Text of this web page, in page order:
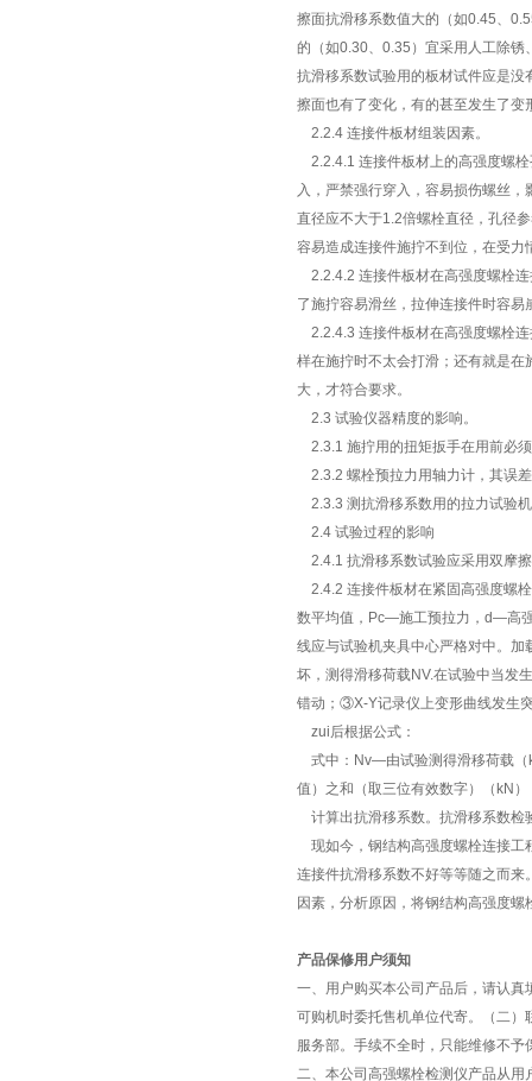
擦面抗滑移系数值大的（如0.45、
的（如0.30、0.35）宜采用人工除锈
抗滑移系数试验用的板材试件应是
擦面也有了变化，有的甚至发生了
2.2.4 连接件板材组装因素。
2.2.4.1 连接件板材上的高强度螺
入，严禁强行穿入，容易损伤螺丝
直径应不大于1.2倍螺栓直径，孔径
容易造成连接件施拧不到位，在受力
2.2.4.2 连接件板材在高强度螺栓
了施拧容易滑丝，拉伸连接件时容
2.2.4.3 连接件板材在高强度螺栓
样在施拧时不太会打滑；还有就是
大，才符合要求。
2.3 试验仪器精度的影响。
2.3.1 施拧用的扭矩扳手在用前必
2.3.2 螺栓预拉力用轴力计，其误
2.3.3 测抗滑移系数用的拉力试验
2.4 试验过程的影响
2.4.1 抗滑移系数试验应采用双摩
2.4.2 连接件板材在紧固高强度螺
数平均值，Pc—施工预拉力，d—高
线应与试验机夹具中心严格对中。
坏，测得滑移荷载NV.在试验中当发
错动；③X-Y记录仪上变形曲线发生
zui后根据公式：
式中：Nv—由试验测得滑移荷载（
值）之和（取三位有效数字）（kN
计算出抗滑移系数。抗滑移系数检
现如今，钢结构高强度螺栓连接工
连接件抗滑移系数不好等等随之而
因素，分析原因，将钢结构高强度
产品保修用户须知
一、用户购买本公司产品后，请认
可购机时委托售机单位代寄。（二
服务部。手续不全时，只能维修不予
二、本公司高强螺栓检测仪产品从用